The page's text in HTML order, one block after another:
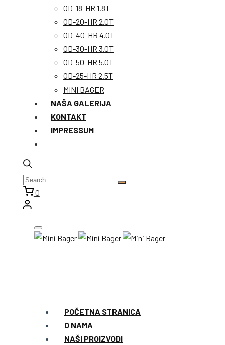
OD-18-HR 1.8T
OD-20-HR 2.0T
OD-40-HR 4.0T
OD-30-HR 3.0T
OD-50-HR 5.0T
OD-25-HR 2.5T
MINI BAGER
NAŠA GALERIJA
KONTAKT
IMPRESSUM
0
POČETNA STRANICA
O NAMA
NAŠI PROIZVODI